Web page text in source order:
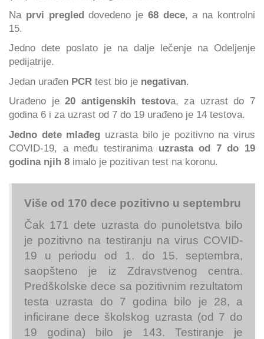
Na prvi pregleddovedeno je 68 dece, a na kontrolni
15.
Jedno dete poslato je na dalje lečenje na Odeljenje
pedijatrije.
Jedan urađen PCR test bio je negativan.
Urađeno je20 antigenskih testova, za uzrast do 7
godina 6 i za uzrast od 7 do 19 urađeno je 14 testova.
Jedno dete mlađeg uzrasta bilo je pozitivno na virus
COVID-19, a među testiranimauzrasta od 7 do 19
godina njih 8 imalo je pozitivan test na koronu.
Više od 170 dece pozitivno u septembru
Čak 171 dete uzrasta do punoletstva bilo
je pozitivno na testiranju na virus COVID-
19 u periodu od 1. do 15. septembra,
saopšteno je iz Zdravstvenog centra.
Predškolske dece sa pozitivnim rezultatom
testa uzrasta do 7 godina bilo je 28, a
inficirane dece školskog uzrasta (od 7 do
19 godina) bilo je 143. Testiranje je